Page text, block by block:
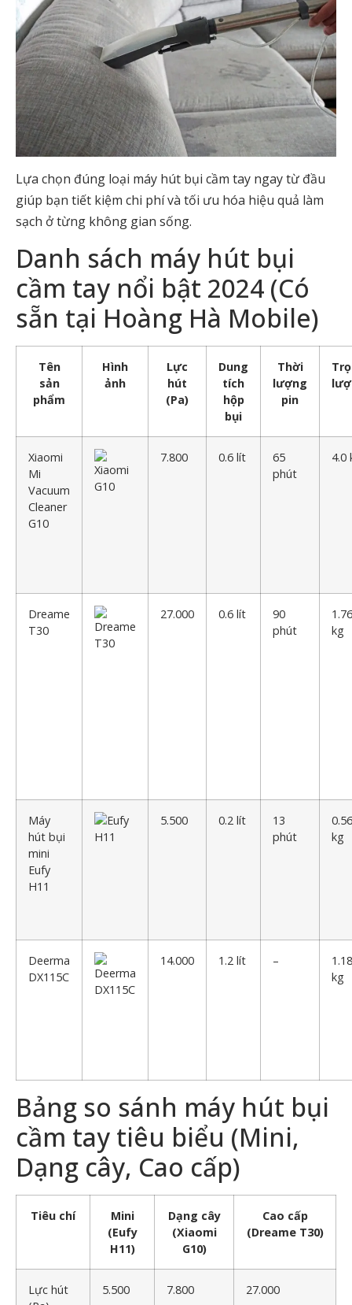
Lựa chọn đúng loại máy hút bụi cầm tay ngay từ đầu
giúp bạn tiết kiệm chi phí và tối ưu hóa hiệu quả làm
sạch ở từng không gian sống.
Danh sách máy hút bụi
cầm tay nổi bật 2024 (Có
sẵn tại Hoàng Hà Mobile)
Tên
sản
phẩm
Hình
ảnh
Lực
hút
(Pa)
Dung
tích
hộp
bụi
Thời
lượng
pin
Xiaomi
Mi
Vacuum
Cleaner
G10
7.800 0.6 lít
65
phút
4.0
Dreame
T30
27.000 0.6 lít
90
phút
1.76
kg
Máy
hút bụi
mini
Eufy
H11
5.500 0.2 lít
13
phút
0.56
kg
Deerma
DX115C
14.000 1.2 lít –
1.18
kg
Bảng so sánh máy hút bụi
cầm tay tiêu biểu (Mini,
Dạng cây, Cao cấp)
Tiêu chí
Mini
(Eufy
H11)
Dạng cây
(Xiaomi
G10)
Cao cấp
(Dreame T30)
Lực hút
5.500 7.800 27.000